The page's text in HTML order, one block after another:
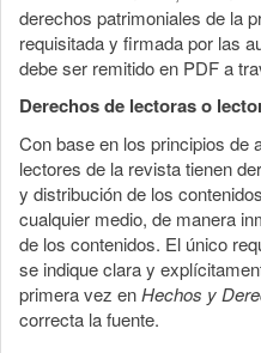
derechos patrimoniales de la
requisitada y firmada por las
debe ser remitido en PDF a
Derechos de lectoras o
Con base en los principios de
lectores de la revista tienen
y distribución de los
cualquier medio, de manera
de los contenidos. El único
se indique clara y
primera vez enHechos y
correcta la fuente.